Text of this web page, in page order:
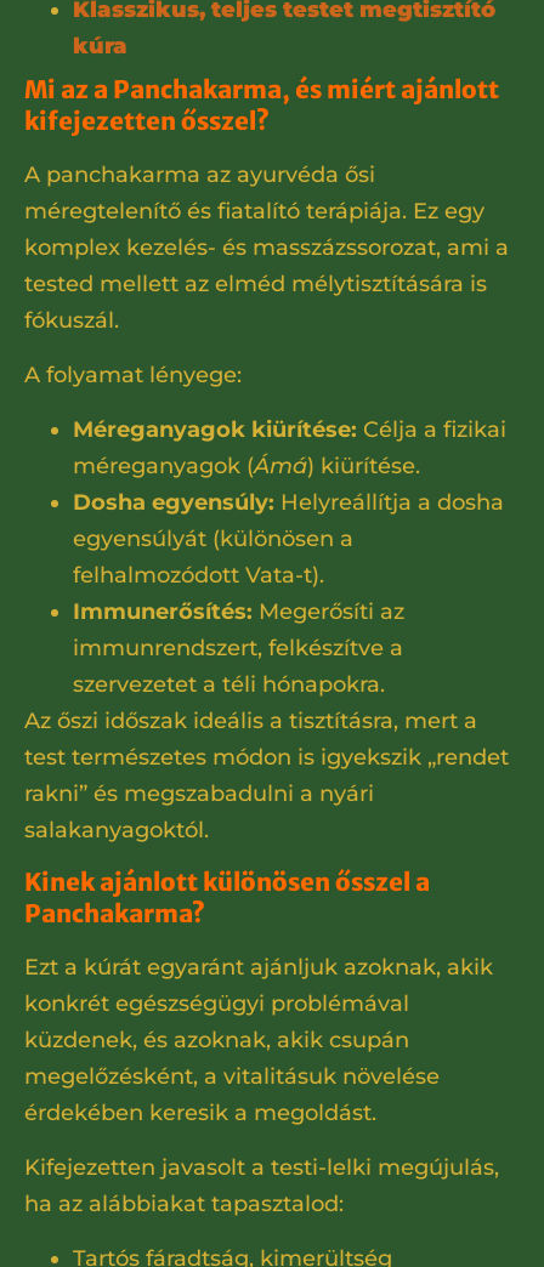
Klasszikus, teljes testet megtisztító
kúra
Mi az a Panchakarma, és miért ajánlott
kifejezetten ősszel?
A panchakarma az ayurvéda ősi
méregtelenítő és fiatalító terápiája. Ez egy
komplex kezelés- és masszázssorozat, ami a
tested mellett az elméd mélytisztítására is
fókuszál.
A folyamat lényege:
Méreganyagok kiürítése: Célja a fizikai
méreganyagok (Ámá) kiürítése.
Dosha egyensúly: Helyreállítja a dosha
egyensúlyát (különösen a
felhalmozódott Vata-t).
Immunerősítés: Megerősíti az
immunrendszert, felkészítve a
szervezetet a téli hónapokra.
Az őszi időszak ideális a tisztításra, mert a
test természetes módon is igyekszik „rendet
rakni” és megszabadulni a nyári
salakanyagoktól.
Kinek ajánlott különösen ősszel a
Panchakarma?
Ezt a kúrát egyaránt ajánljuk azoknak, akik
konkrét egészségügyi problémával
küzdenek, és azoknak, akik csupán
megelőzésként, a vitalitásuk növelése
érdekében keresik a megoldást.
Kifejezetten javasolt a testi-lelki megújulás,
ha az alábbiakat tapasztalod:
Tartós fáradtság, kimerültség